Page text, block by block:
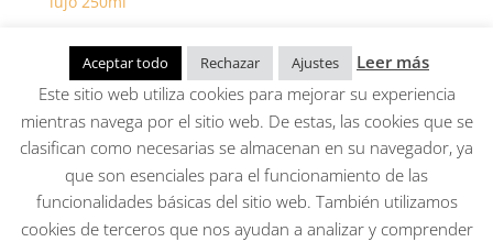
DXN Kallow Loción corporal
aromática de lujo 250ml
21,80 €
Aviso Legal, Política de privacidad, Condiciones
Aceptar todo Rechazar Ajustes
Leer más
Este sitio web utiliza cookies para mejorar su experiencia
mientras navega por el sitio web. De estas, las cookies que se
clasifican como necesarias se almacenan en su navegador, ya
que son esenciales para el funcionamiento de las
funcionalidades básicas del sitio web. También utilizamos
cookies de terceros que nos ayudan a analizar y comprender